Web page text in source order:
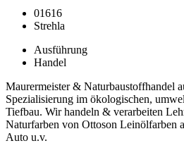
01616
Strehla
Ausführung
Handel
Maurermeister & Naturbaustoffhandel
Spezialisierung im ökologischen,
Tiefbau. Wir handeln & verarbeiten
Naturfarben von Ottoson Leinölfarben
Auto u.v.